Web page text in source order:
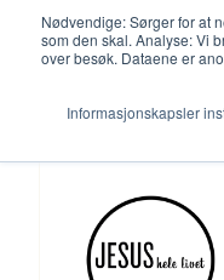
Nødvendige: Sørger for at
som den skal. Analyse: Vi
over besøk. Dataene er
Informasjonskapsler
Hva vi gjør
Ressurser